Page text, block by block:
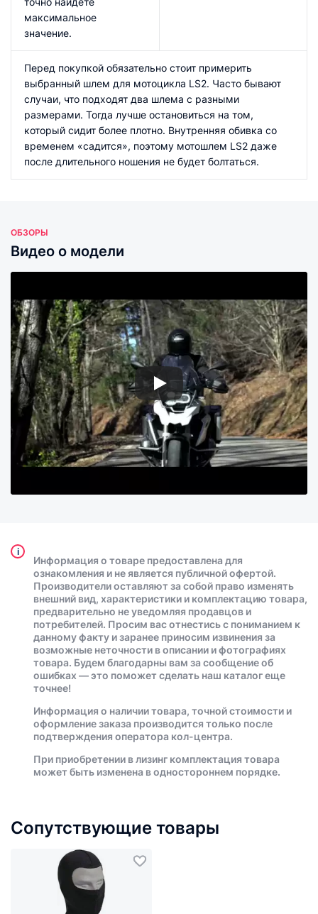
максимальное
значение.
Перед покупкой обязательно стоит примерить
выбранный шлем для мотоцикла LS2. Часто бывают
случаи, что подходят два шлема с разными
размерами. Тогда лучше остановиться на том,
который сидит более плотно. Внутренняя обивка со
временем «садится», поэтому мотошлем LS2 даже
после длительного ношения не будет болтаться.
ОБЗОРЫ
Видео о модели
i
Информация о товаре предоставлена для
ознакомления и не является публичной офертой.
Производители оставляют за собой право изменять
внешний вид, характеристики и комплектацию товара,
предварительно не уведомляя продавцов и
потребителей. Просим вас отнестись с пониманием к
данному факту и заранее приносим извинения за
возможные неточности в описании и фотографиях
товара. Будем благодарны вам за сообщение об
ошибках — это поможет сделать наш каталог еще
точнее!
Информация о наличии товара, точной стоимости и
оформление заказа производится только после
подтверждения оператора кол-центра.
При приобретении в лизинг комплектация товара
может быть изменена в одностороннем порядке.
Сопутствующие товары